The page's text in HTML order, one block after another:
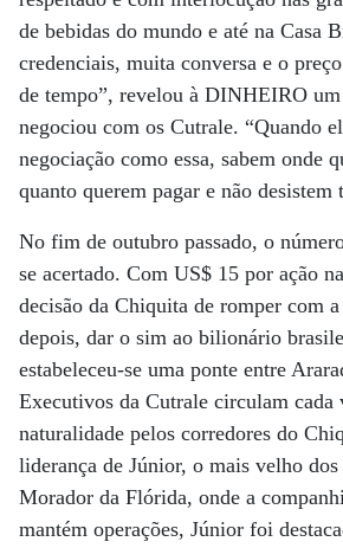
de bebidas do mundo e até na Casa
credenciais, muita conversa e o
de tempo”, revelou à DINHEIRO
negociou com os Cutrale. “Quando
negociação como essa, sabem onde
quanto querem pagar e não desistem
No fim de outubro passado, o
se acertado. Com US$ 15 por ação
decisão da Chiquita de romper com
depois, dar o sim ao bilionário
estabeleceu-se uma ponte entre
Executivos da Cutrale circulam cada
naturalidade pelos corredores do
liderança de Júnior, o mais velho
Morador da Flórida, onde a
mantém operações, Júnior foi